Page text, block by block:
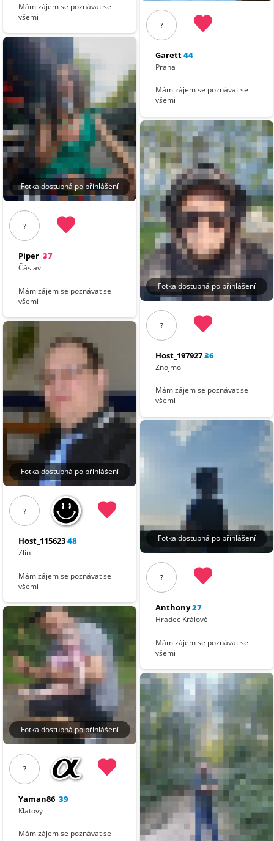
Mám zájem se poznávat se
všemi
Fotka dostupná po přihlášení
?
Piper 37
Čáslav
Mám zájem se poznávat se
všemi
Fotka dostupná po přihlášení
?
Host_11562348
Zlín
Mám zájem se poznávat se
všemi
Fotka dostupná po přihlášení
?
Yaman86 39
Klatovy
Mám zájem se poznávat se
?
Garett44
Praha
Mám zájem se poznávat se
všemi
Fotka dostupná po přihlášení
?
Host_19792736
Znojmo
Mám zájem se poznávat se
všemi
Fotka dostupná po přihlášení
?
Anthony27
Hradec Králové
Mám zájem se poznávat se
všemi